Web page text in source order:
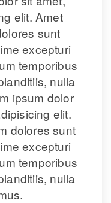
elit. Amet
sunt
excepturi
temporibus
nulla
ipsum dolor
elit.
dolores sunt
excepturi
temporibus
nulla